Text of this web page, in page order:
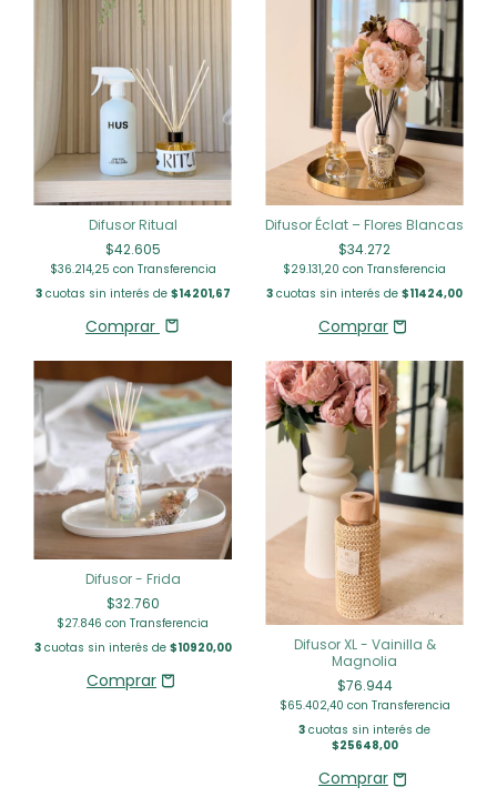
Difusor Ritual
$42.605
$36.214,25 con Transferencia
3cuotas sin interés de $14201,67
Comprar
Difusor Éclat – Flores Blancas
$34.272
$29.131,20 con Transferencia
3 cuotas sin interés de $11424,00
Difusor - Frida
$32.760
$27.846 con Transferencia
3cuotas sin interés de $10920,00
Difusor XL - Vainilla &
Magnolia
$76.944
$65.402,40 con Transferencia
3 cuotas sin interés de
$25648,00